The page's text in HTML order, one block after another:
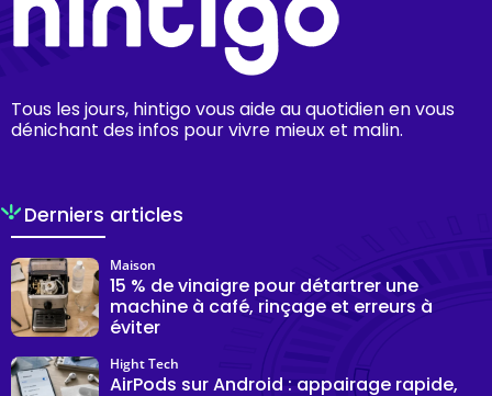
Tous les jours, hintigo vous aide au quotidien en vous
dénichant des infos pour vivre mieux et malin.
Derniers articles
15 % de vinaigre pour détartrer une
machine à café, rinçage et erreurs à
éviter
Maison
AirPods sur Android : appairage rapide,
Hight Tech